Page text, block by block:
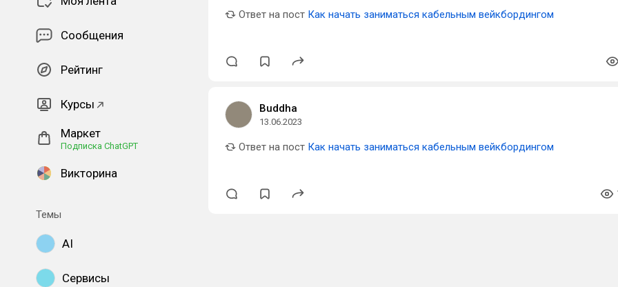
Сообщения
Рейтинг
Курсы
Маркет
Подписка ChatGPT
Викторина
Темы
AI
Сервисы
Ответ на пост Как начать заниматься кабельным вейкбордингом
Buddha
13.06.2023
Ответ на пост Как начать заниматься кабельным вейкбордингом